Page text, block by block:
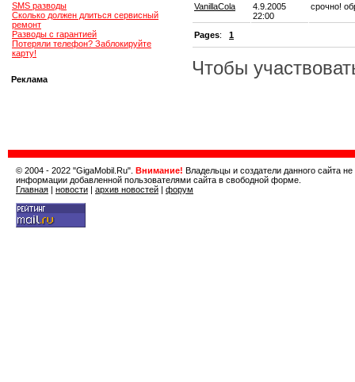
SMS разводы
Сколько должен длиться сервисный
ремонт
Разводы с гарантией
Потеряли телефон? Заблокируйте
карту!
Реклама
VanillaCola
4.9.2005
22:00
срочно!
Pages: 1
Чтобы
© 2004 - 2022 "GigaMobil.Ru". Внимание! Владельцы и создатели данного сайта
информации добавленной пользователями сайта в свободной форме.
Главная | новости | архив новостей | форум